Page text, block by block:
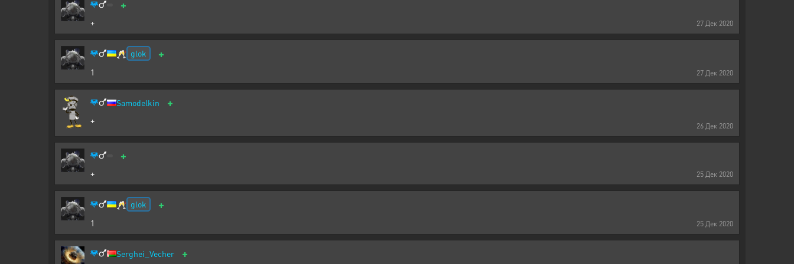
27 Дек 2020
+
+
27 Дек 2020
🥂 glok +
1
26 Дек 2020
Samodelkin +
+
25 Дек 2020
+
+
25 Дек 2020
🥂 glok +
1
Serghei_Vecher +